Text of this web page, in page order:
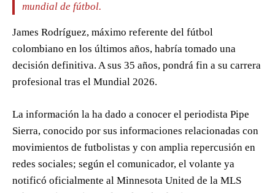
mundial de fútbol.
James Rodríguez, máximo referente del fútbol
colombiano en los últimos años, habría tomado una
decisión definitiva. A sus 35 años, pondrá fin a su carrera
profesional tras el Mundial 2026.
La información la ha dado a conocer el periodista Pipe
Sierra, conocido por sus informaciones relacionadas con
movimientos de futbolistas y con amplia repercusión en
redes sociales; según el comunicador, el volante ya
notificó oficialmente al Minnesota United de la MLS